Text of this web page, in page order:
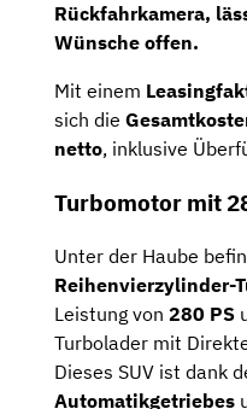
Rückfahrkamera,
Wünsche offen.
Mit einem
sich die
netto, inklusive
Turbomotor mit
Unter der Haube
Reihenvierzylinder-
Leistung von 280 PS
Turbolader mit
Dieses SUV ist dank
Automatikgetriebes